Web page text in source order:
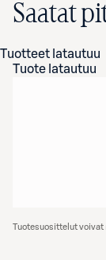
Saatat
Tuotteet latautuu
Tuote latautuu
Tuotesuosittelut